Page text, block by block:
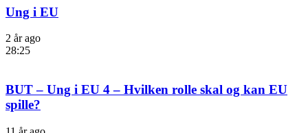
Ung i EU
2 år ago
28:25
BUT – Ung i EU 4 – Hvilken rolle skal og kan EU
spille?